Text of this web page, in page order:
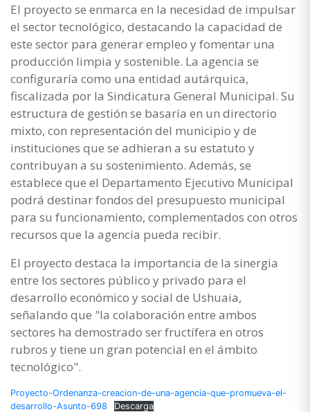
El proyecto se enmarca en la necesidad de impulsar
el sector tecnológico, destacando la capacidad de
este sector para generar empleo y fomentar una
producción limpia y sostenible. La agencia se
configuraría como una entidad autárquica,
fiscalizada por la Sindicatura General Municipal. Su
estructura de gestión se basaría en un directorio
mixto, con representación del municipio y de
instituciones que se adhieran a su estatuto y
contribuyan a su sostenimiento. Además, se
establece que el Departamento Ejecutivo Municipal
podrá destinar fondos del presupuesto municipal
para su funcionamiento, complementados con otros
recursos que la agencia pueda recibir.
El proyecto destaca la importancia de la sinergia
entre los sectores público y privado para el
desarrollo económico y social de Ushuaia,
señalando que "la colaboración entre ambos
sectores ha demostrado ser fructífera en otros
rubros y tiene un gran potencial en el ámbito
tecnológico".
Proyecto-Ordenanza-creacion-de-una-agencia-que-promueva-el-
desarrollo-Asunto-698
Descarga